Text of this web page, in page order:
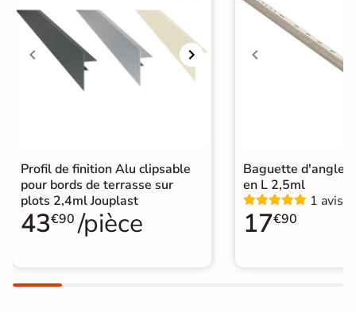
Profil de finition Alu clipsable
pour bords de terrasse sur
plots 2,4ml Jouplast
43€90 /pièce
Baguette d'angle
en L 2,5ml
1 avis
17€90